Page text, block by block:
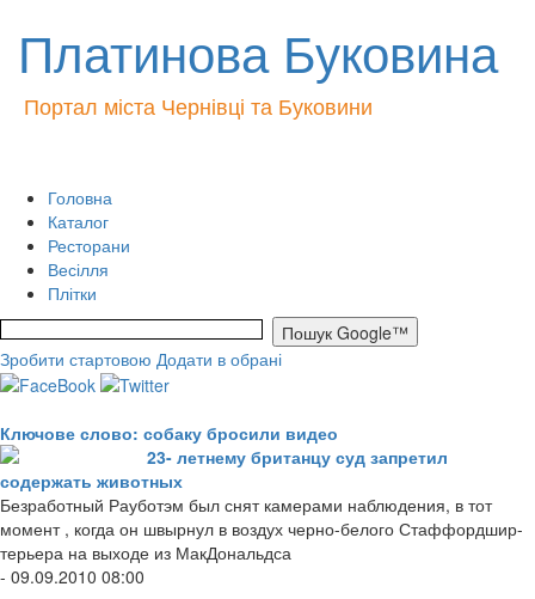
Платинова Буковина
Портал міста Чернівці та Буковини
Головна
Каталог
Ресторани
Весілля
Плітки
Зробити стартовою Додати в обрані
Ключове слово: собаку бросили видео
23- летнему британцу суд запретил
содержать животных
Безработный Рауботэм был снят камерами наблюдения, в тот
момент , когда он швырнул в воздух черно-белого Стаффордшир-
терьера на выходе из МакДональдса
- 09.09.2010 08:00